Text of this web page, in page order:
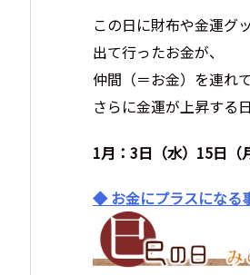
この日に財布や金運グ
出て行ったお金が、
仲間（＝お金）を連れ
さらに金運が上昇する
1月：3日（水）15日（
◆ お金にプラスになる